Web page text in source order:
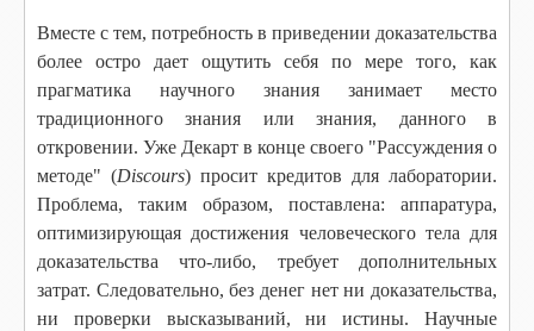
Вместе с тем, потребность в приведении доказательства
более остро дает ощутить себя по мере того, как
прагматика научного знания занимает место
традиционного знания или знания, данного в
откровении. Уже Декарт в конце своего "Рассуждения о
методе" (Discours) просит кредитов для лаборатории.
Проблема, таким образом, поставлена: аппаратура,
оптимизирующая достижения человеческого тела для
доказательства что-либо, требует дополнительных
затрат. Следовательно, без денег нет ни доказательства,
ни проверки высказываний, ни истины. Научные